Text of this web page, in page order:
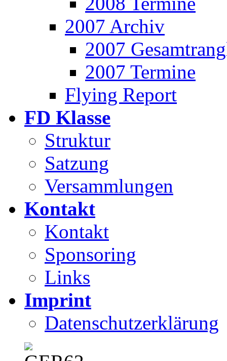
2007 Archiv
2007
2007 Termine
Flying Report
FD Klasse
Struktur
Satzung
Versammlungen
Kontakt
Kontakt
Sponsoring
Links
Imprint
Datenschutzerklärung